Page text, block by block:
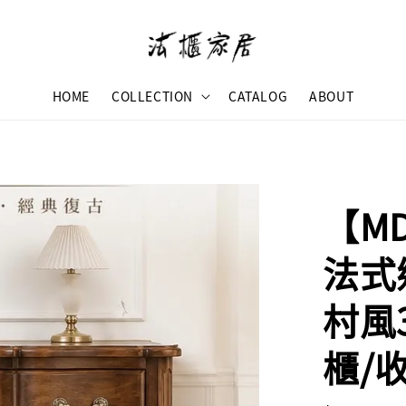
HOME COLLECTION CATALOG ABOUT
【
法
村
櫃/